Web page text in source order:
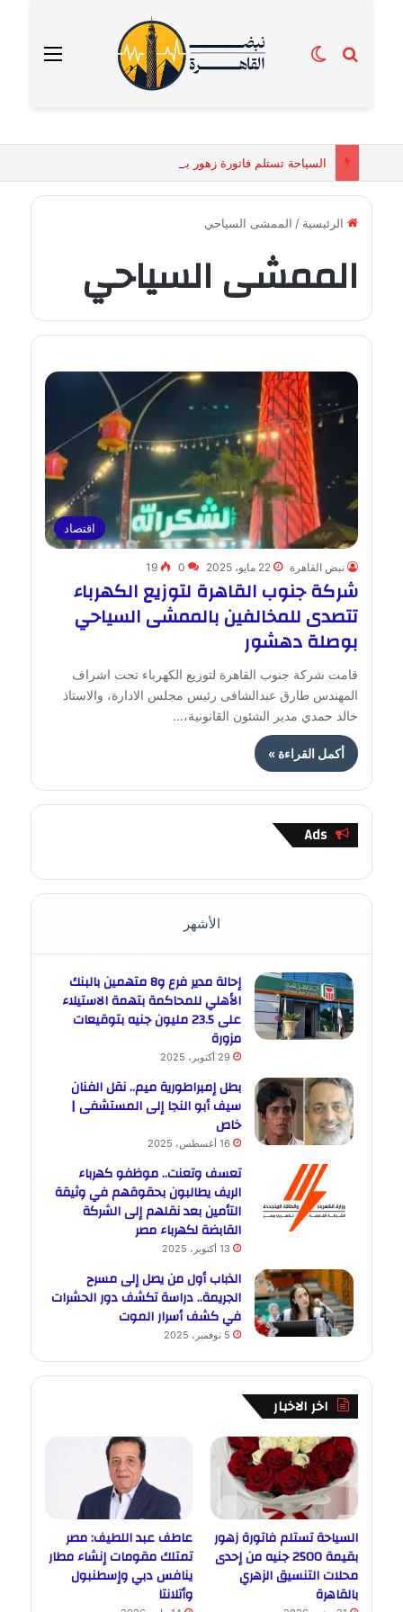
القائمة بحث عنالوضع المظلم
الرئيسية / الممشى السياحي
الممشى السياحي
اقتصاد
نبض القاهرة 22 مايو، 2025 0
19
شركة جنوب القاهرة لتوزيع الكهرباء
تتصدى للمخالفين بالممشى السياحي
بوصلة دهشور
قامت شركة جنوب القاهرة لتوزيع الكهرباء تحت اشراف
المهندس طارق عبدالشافى رئيس مجلس الادارة، والاستاذ
خالد حمدي مدير الشئون القانونية،…
أكمل القراءة »
Ads
الأشهر
إحالة مدير فرع و8 متهمين بالبنك
الأهلي للمحاكمة بتهمة الاستيلاء
على 23.5 مليون جنيه بتوقيعات
مزورة
29 أكتوبر، 2025
بطل إمبراطورية ميم.. نقل الفنان
سيف أبو النجا إلى المستشفى |
خاص
16 أغسطس، 2025
تعسف وتعنت.. موظفو كهرباء
الريف يطالبون بحقوقهم في وثيقة
التأمين بعد نقلهم إلى الشركة
القابضة لكهرباء مصر
13 أكتوبر، 2025
الذباب أول من يصل إلى مسرح
الجريمة.. دراسة تكشف دور الحشرات
في كشف أسرار الموت
5 نوفمبر، 2025
اخر الاخبار
السياحة تستلم فاتورة زهور
بقيمة 2500 جنيه من إحدى
محلات التنسيق الزهري
بالقاهرة
عاطف عبد اللطيف: مصر
تمتلك مقومات إنشاء مطار
ينافس دبي وإسطنبول
وأتلانتا